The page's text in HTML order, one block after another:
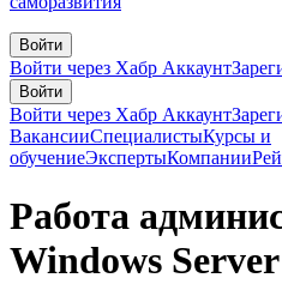
Войти
Войти через Хабр Аккаунт
Войти
Войти через Хабр Аккаунт
ВакансииСпециалистыКурсы и
обучениеЭкспертыКомпании
Работа
Windows